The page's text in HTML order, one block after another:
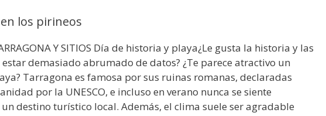
los pirineos
Y SITIOS Día de historia y playa¿Le gusta la historia y las
demasiado abrumado de datos? ¿Te parece atractivo un
Tarragona es famosa por sus ruinas romanas, declaradas
por la UNESCO, e incluso en verano nunca se siente
destino turístico local. Además, el clima suele ser agradable